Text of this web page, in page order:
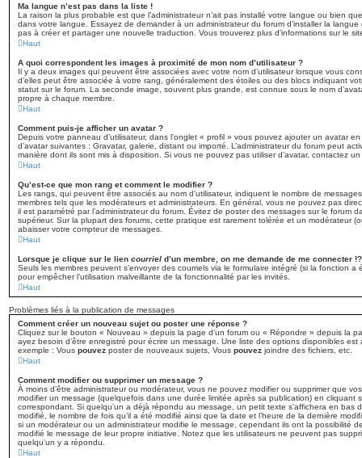
Ma langue n’est pas dans la liste !
La raison la plus probable est que l’administrateur n’ait pas installé votre langue ou bien
dans votre langue. Essayez de demander à un administrateur du forum d’installer la langue
pas à créer et partager une nouvelle traduction. Vous trouverez plus d’informations sur le
Haut
A quoi correspondent les images à proximité de mon nom d’utilisateur ?
Il y a deux images qui peuvent être associées avec votre nom d’utilisateur lorsque vous
d’elles peut être associée à votre rang, généralement des étoiles ou des blocs indiquant
statut sur le forum. La seconde image, souvent plus grande, est connue sous le nom
propre à chaque membre.
Haut
Comment puis-je afficher un avatar ?
Depuis votre panneau d’utilisateur, dans l’onglet « profil » vous pouvez ajouter un avatar
d’avatar suivantes : Gravatar, galerie, distant ou importé. L’administrateur du forum peut
manière dont ils sont mis à disposition. Si vous ne pouvez pas utiliser d’avatar, contactez
Haut
Qu’est-ce que mon rang et comment le modifier ?
Les rangs, qui peuvent être associés au nom d’utilisateur, indiquent le nombre de
membres tels que les modérateurs et administrateurs. En général, vous ne pouvez pas
il est paramétré par l’administrateur du forum. Évitez de poster des messages sur le forum
supérieur. Sur la plupart des forums, cette pratique est rarement tolérée et un modérateur
abaisser votre compteur de messages.
Haut
Lorsque je clique sur le lien courriel d’un membre, on me demande de me connecter !?
Seuls les membres peuvent s’envoyer des courriels via le formulaire intégré (si la fonction a
pour empêcher l’utilisation malveillante de la fonctionnalité par les invités.
Haut
Problèmes liés à la publication de messages
Comment créer un nouveau sujet ou poster une réponse ?
Cliquez sur le bouton « Nouveau » depuis la page d’un forum ou « Répondre » depuis la
ayez besoin d’être enregistré pour écrire un message. Une liste des options disponibles
exemple : Vous pouvez poster de nouveaux sujets, Vous pouvez joindre des fichiers, etc.
Haut
Comment modifier ou supprimer un message ?
À moins d’être administrateur ou modérateur, vous ne pouvez modifier ou supprimer que
modifier un message (quelquefois dans une durée limitée après sa publication) en cliquant
correspondant. Si quelqu’un a déjà répondu au message, un petit texte s’affichera en bas
modifié, le nombre de fois qu’il a été modifié ainsi que la date et l’heure de la dernière
si un modérateur ou un administrateur modifie le message, cependant ils ont la possibilité
modifié le message de leur propre initiative. Notez que les utilisateurs ne peuvent pas
quelqu’un y a répondu.
Haut